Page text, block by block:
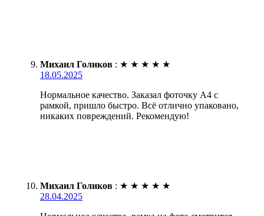
Михаил Голиков : ★ ★ ★ ★ ★
18.05.2025
Нормальное качество. Заказал фоточку А4 с
рамкой, пришло быстро. Всё отлично упаковано,
никаких повреждений. Рекомендую!
Михаил Голиков : ★ ★ ★ ★ ★
28.04.2025